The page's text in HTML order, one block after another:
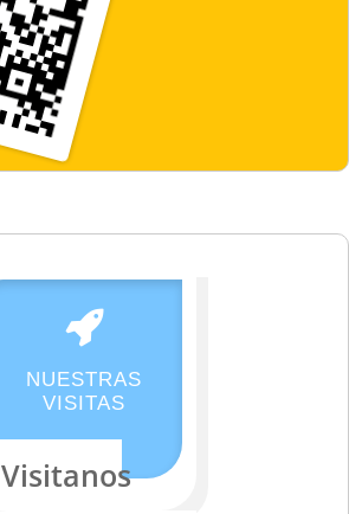
NUESTRAS
VISITAS
Visitanos